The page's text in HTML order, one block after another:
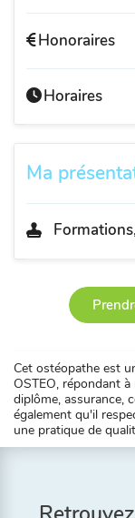
Honoraires
Horaires
Ma
Cet ostéopathe est
OSTEO, répondant
diplôme, assurance,
également qu'il
une pratique de